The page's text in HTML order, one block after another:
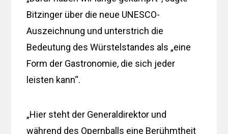
Bitzinger über die neue UNESCO-
Auszeichnung und unterstrich die
Bedeutung des Würstelstandes als „eine
Form der Gastronomie, die sich jeder
leisten kann“.
„Hier steht der Generaldirektor und
während des Opernballs eine Berühmtheit